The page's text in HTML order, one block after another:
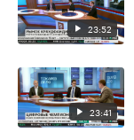
23:52
23:41